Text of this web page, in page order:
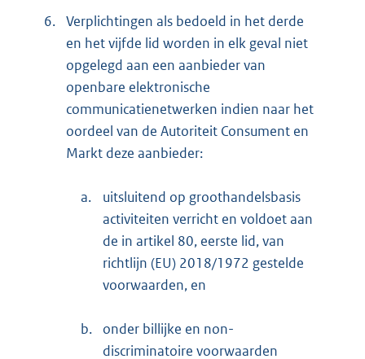
6. Verplichtingen als bedoeld in het derde
en het vijfde lid worden in elk geval niet
opgelegd aan een aanbieder van
openbare elektronische
communicatienetwerken indien naar het
oordeel van de Autoriteit Consument en
Markt deze aanbieder:
a.
uitsluitend op groothandelsbasis
activiteiten verricht en voldoet aan
de in artikel 80, eerste lid, van
richtlijn (EU) 2018/1972 gestelde
voorwaarden, en
b.
onder billijke en non-
discriminatoire voorwaarden